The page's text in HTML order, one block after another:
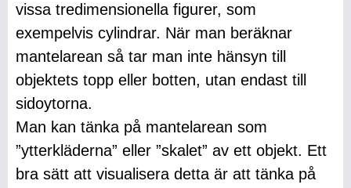
vissa tredimensionella figurer, som
exempelvis cylindrar. När man beräknar
mantelarean så tar man inte hänsyn till
objektets topp eller botten, utan endast till
sidoytorna.
Man kan tänka på mantelarean som
”ytterkläderna” eller ”skalet” av ett objekt. Ett
bra sätt att visualisera detta är att tänka på